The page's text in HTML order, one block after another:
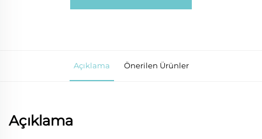
Açıklama Önerilen Ürünler
Açıklama